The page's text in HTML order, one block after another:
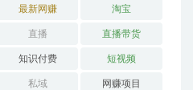
最新网赚 淘宝
直播 直播带货
知识付费 短视频
私域 网赚项目